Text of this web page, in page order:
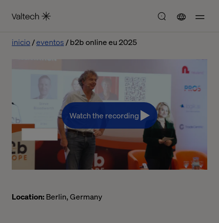
inicio eventos b2b online eu 2025
Watch the recording
Location:Berlin, Germany